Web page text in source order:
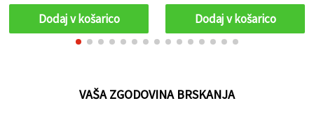
Dodaj v košarico Dodaj v košarico
VAŠA ZGODOVINA BRSKANJA